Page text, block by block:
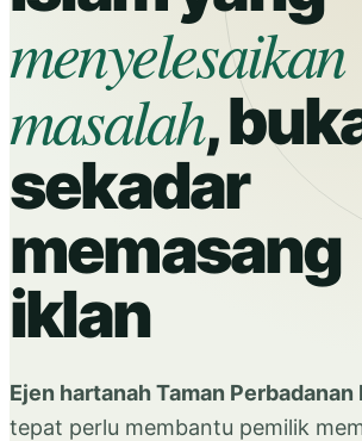
menyelesaikan
masalah,
sekadar
memasang
iklan
Ejen hartanah Taman Perbadanan
tepat perlu membantu pemilik